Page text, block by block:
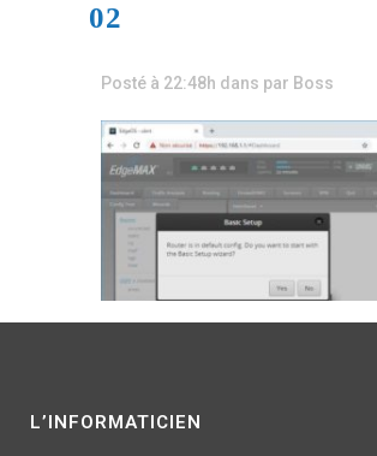
02
Posté à 22:48h dans par Boss
L’INFORMATICIEN